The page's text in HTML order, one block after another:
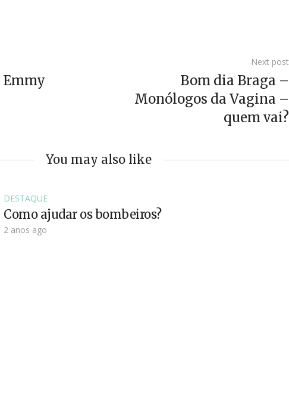
Emmy
Next post
Bom dia Braga –
Monólogos da Vagina –
quem vai?
You may also like
DESTAQUE
Como ajudar os bombeiros?
2 anos ago